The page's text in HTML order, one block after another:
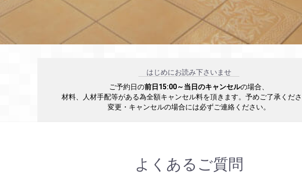
はじめにお読み下さいませ
ご予約日の前日15:00～当日のキャンセルの場合、
材料、人材手配等がある為全額キャンセル料を頂きます。予めご了承くだ
変更・キャンセルの場合には必ずご連絡ください。
よくあるご質問